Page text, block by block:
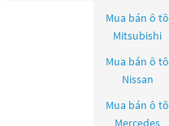
Mua bán ô tô
Mitsubishi
Mua bán ô tô
Nissan
Mua bán ô tô
Mercedes